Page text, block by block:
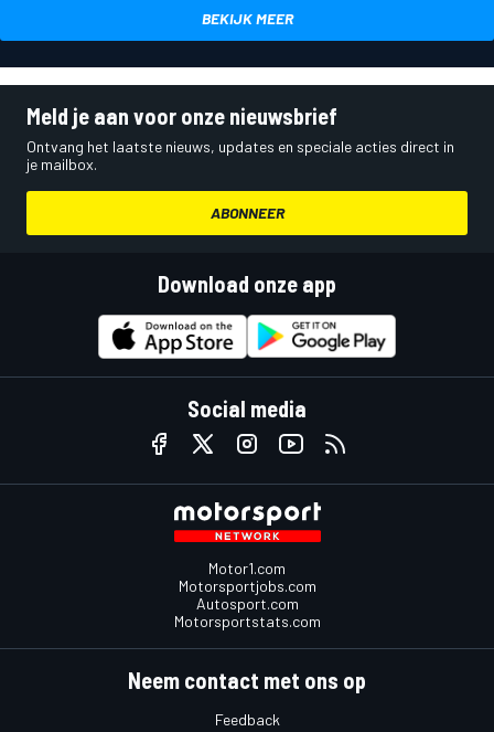
BEKIJK MEER
Meld je aan voor onze nieuwsbrief
Ontvang het laatste nieuws, updates en speciale acties direct in
je mailbox.
ABONNEER
Download onze app
Social media
Motor1.com
Motorsportjobs.com
Autosport.com
Motorsportstats.com
Neem contact met ons op
Feedback